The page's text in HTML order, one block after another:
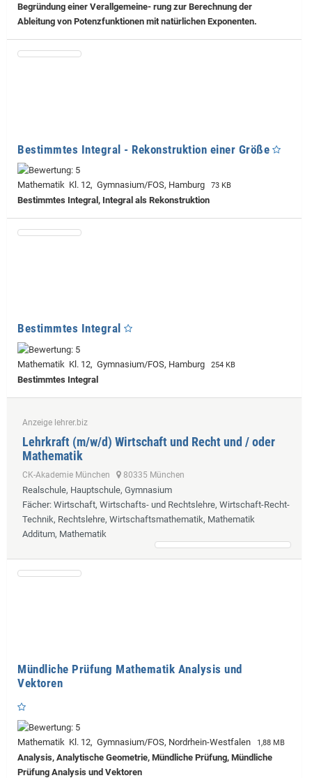
Begründung einer Verallgemeine- rung zur Berechnung der
Ableitung von Potenzfunktionen mit natürlichen Exponenten.
Bestimmtes Integral - Rekonstruktion einer Größe
Mathematik Kl. 12, Gymnasium/FOS, Hamburg 73 KB
Bestimmtes Integral, Integral als Rekonstruktion
Bestimmtes Integral
Mathematik Kl. 12, Gymnasium/FOS, Hamburg 254 KB
Bestimmtes Integral
Anzeige lehrer.biz
Lehrkraft (m/w/d) Wirtschaft und Recht und / oder
Mathematik
CK-Akademie München 80335 München
Realschule, Hauptschule, Gymnasium
Fächer: Wirtschaft, Wirtschafts- und Rechtslehre, Wirtschaft-Recht-
Technik, Rechtslehre, Wirtschaftsmathematik, Mathematik
Additum, Mathematik
Mündliche Prüfung Mathematik Analysis und
Vektoren
Mathematik Kl. 12, Gymnasium/FOS, Nordrhein-Westfalen 1,88 MB
Analysis, Analytische Geometrie, Mündliche Prüfung, Mündliche
Prüfung Analysis und Vektoren